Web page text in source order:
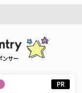
ンサー
PR